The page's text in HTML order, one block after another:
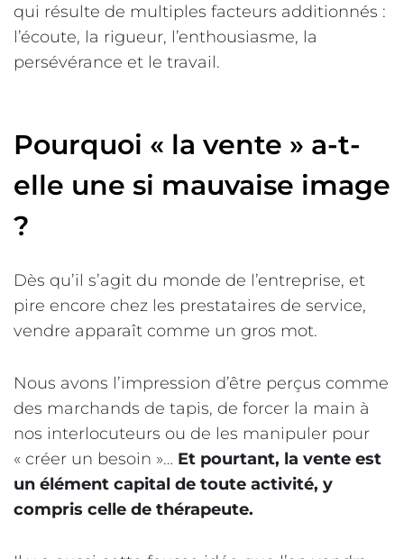
qui résulte de multiples facteurs additionnés :
l’écoute, la rigueur, l’enthousiasme, la
persévérance et le travail.
Pourquoi « la vente » a-t-
elle une si mauvaise image
?
Dès qu’il s’agit du monde de l’entreprise, et
pire encore chez les prestataires de service,
vendre apparaît comme un gros mot.
Nous avons l’impression d’être perçus comme
des marchands de tapis, de forcer la main à
nos interlocuteurs ou de les manipuler pour
« créer un besoin »… Et pourtant, la vente est
un élément capital de toute activité, y
compris celle de thérapeute.